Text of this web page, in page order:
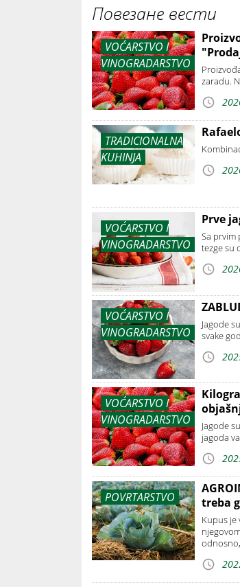
Повезане вести
VOĆARSTVO I
VINOGRADARSTVO
zaradu.
TRADICIONALNA
KUHINJA
VOĆARSTVO I
VINOGRADARSTVO
Prve
Sa prvim
tezge su
VOĆARSTVO I
VINOGRADARSTVO
Jagode
svake
VOĆARSTVO I
VINOGRADARSTVO
Jagode
jagoda
POVRTARSTVO
treba
Kupus